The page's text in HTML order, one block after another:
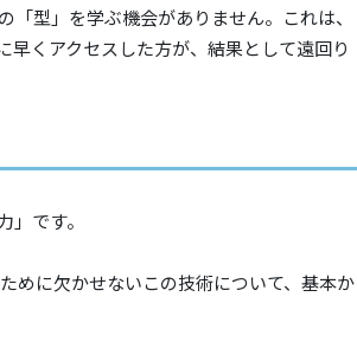
型」を学ぶ機会がありません。これは、
くアクセスした方が、結果として遠回り
です。
めに欠かせないこの技術について、基本か